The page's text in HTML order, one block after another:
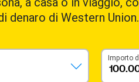
denaro di Western Union.
Importo